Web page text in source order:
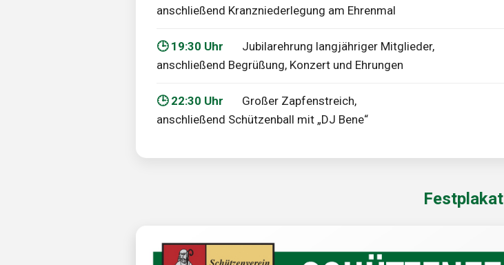
anschließend Kranzniederlegung am Ehrenmal
🕒 19:30 Uhr
Jubilarehrung langjähriger Mitglieder,
anschließend Begrüßung, Konzert und Ehrungen
🕒 22:30 Uhr
Großer Zapfenstreich,
anschließend Schützenball mit „DJ Bene“
Festplakat